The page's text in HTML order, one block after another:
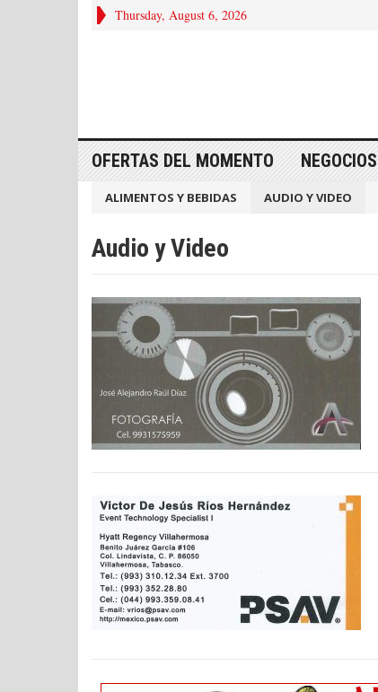
Thursday, August 6, 2026
OFERTAS DEL MOMENTO NEGOCIOS
ALIMENTOS Y BEBIDAS AUDIO Y VIDEO
Audio y Video